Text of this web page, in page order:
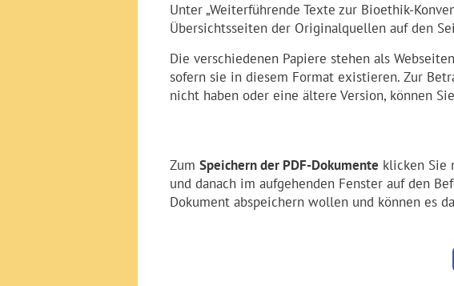
Unter „Weiterführende Texte zur Bioethik-
Übersichtsseiten der Originalquellen auf den
Die verschiedenen Papiere stehen als
sofern sie in diesem Format existieren. Zur
nicht haben oder eine ältere Version, können
Zum Speichern der PDF-Dokumente klicken Sie
und danach im aufgehenden Fenster auf den
Dokument abspeichern wollen und können es